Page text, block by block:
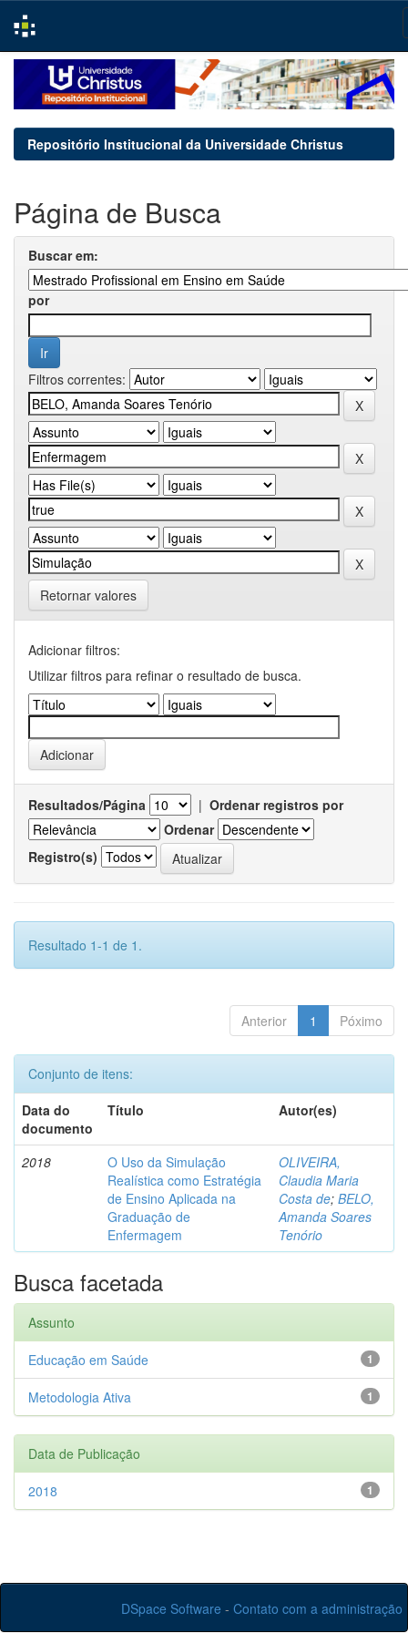
navigation
Repositório Institucional da Universidade Christus
Página de Busca
Buscar em:
por
Filtros correntes:
Retornar valores
Adicionar filtros:
Utilizar filtros para refinar o resultado de busca.
Resultados/Página | Ordenar registros por
Ordenar
Registro(s)
Resultado 1-1 de 1.
Anterior 1 Póximo
Conjunto de itens:
Data do
documento
Título Autor(es)
2018
O Uso da Simulação
Realística como Estratégia
de Ensino Aplicada na
Graduação de
Enfermagem
OLIVEIRA,
Claudia Maria
Costa de; BELO,
Amanda Soares
Tenório
Busca facetada
Assunto
1
Educação em Saúde
1
Metodologia Ativa
Data de Publicação
1
2018
DSpace Software - Contato com a administração